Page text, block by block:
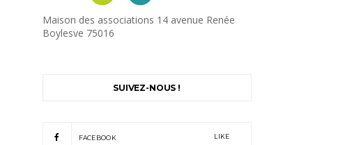
Maison des associations 14 avenue Renée
Boylesve 75016
SUIVEZ-NOUS !
FACEBOOK LIKE